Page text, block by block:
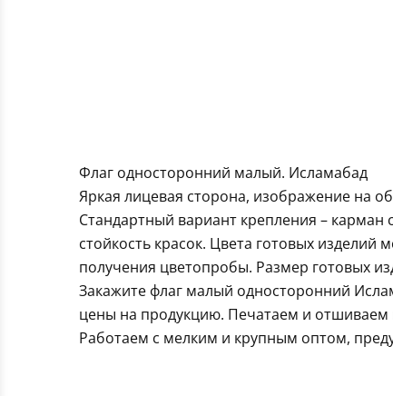
Флаг односторонний малый. Исламабад
Яркая лицевая сторона, изображение на
Стандартный вариант крепления –
стойкость красок. Цвета готовых изделий
получения цветопробы. Размер готовых
Закажите флаг малый односторонний
цены на продукцию. Печатаем и отшиваем
Работаем с мелким и крупным оптом,